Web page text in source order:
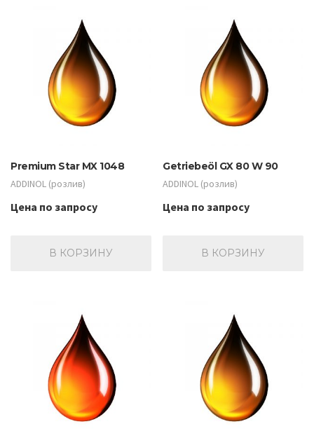
Premium Star MX 1048
ADDINOL (розлив)
Цена по запросу
В КОРЗИНУ
Getriebeöl GX 80 W 90
ADDINOL (розлив)
Цена по запросу
В КОРЗИНУ